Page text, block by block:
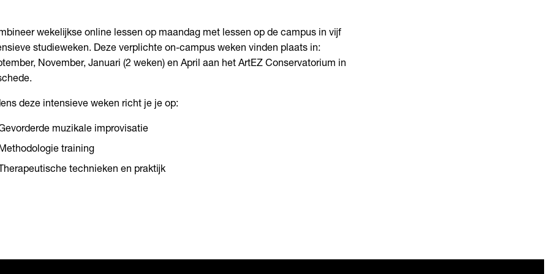
wekelijkse online lessen op maandag met lessen op de campus in vijf
studieweken. Deze verplichte on-campus weken vinden plaats in:
November, Januari (2 weken) en April aan het ArtEZ Conservatorium in
deze intensieve weken richt je je op:
muzikale improvisatie
training
Therapeutische technieken en praktijk